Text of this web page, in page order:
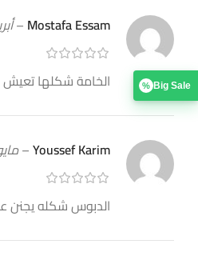
Mostafa Essam
–
الخامة شكلها
Youssef Karim
–مايو
الدبوس شكله يجنن
% Big Sale